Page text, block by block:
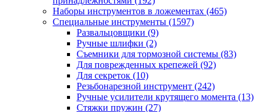
Наборы инструментов в ложементах (465)
Специальные инструменты (1597)
Развальцовщики (9)
Ручные шлифки (2)
Съемники для тормозной системы (83)
Для поврежденных крепежей (92)
Для секреток (10)
Резьбонарезной инструмент (242)
Ручные усилители крутящего момента (13)
Стяжки пружин (27)